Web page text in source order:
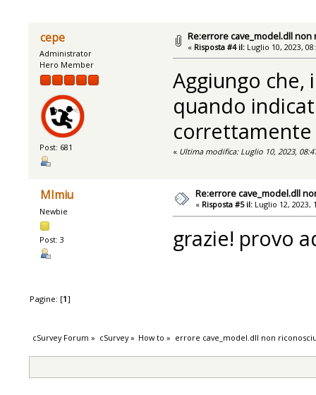
cepe
Administrator
Hero Member
Post: 681
Re:errore cave_model.dll non
« Risposta #4 il: Luglio 10, 2023,
Aggiungo
quando
correttamente
« Ultima modifica: Luglio 10, 2023,
MImiu
Newbie
Post: 3
Re:errore cave_model.dll
« Risposta #5 il: Luglio 12, 2023,
grazie! provo
Pagine: [1]
cSurvey Forum » cSurvey» How to » errore cave_model.dll non